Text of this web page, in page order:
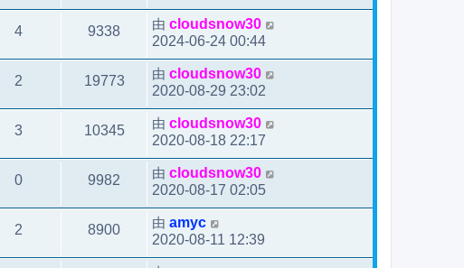
4 9338 由 cloudsnow30
2024-06-24 00:44
2 19773 由 cloudsnow30
2020-08-29 23:02
3 10345 由 cloudsnow30
2020-08-18 22:17
0 9982 由 cloudsnow30
2020-08-17 02:05
2 8900 由 amyc
2020-08-11 12:39